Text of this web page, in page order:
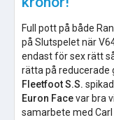
Full pott på både
på Slutspelet när
endast för sex rätt
rätta på reducerade
Fleetfoot S.S.
Euron Facevar bra
samarbete med